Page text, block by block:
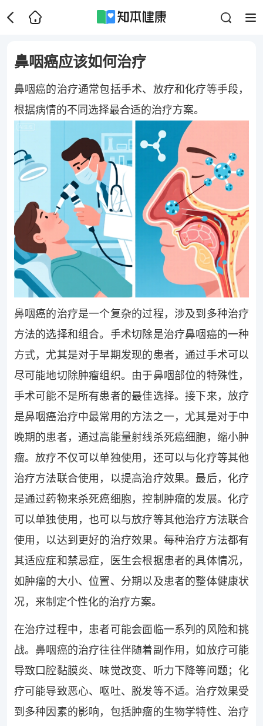
鼻咽癌应该如何治疗
鼻咽癌的治疗通常包括手术、放疗和化疗等手段，
根据病情的不同选择最合适的治疗方案。
鼻咽癌的治疗是一个复杂的过程，涉及到多种治疗
方法的选择和组合。手术切除是治疗鼻咽癌的一种
方式，尤其是对于早期发现的患者，通过手术可以
尽可能地切除肿瘤组织。由于鼻咽部位的特殊性，
手术可能不是所有患者的最佳选择。接下来，放疗
是鼻咽癌治疗中最常用的方法之一，尤其是对于中
晚期的患者，通过高能量射线杀死癌细胞，缩小肿
瘤。放疗不仅可以单独使用，还可以与化疗等其他
治疗方法联合使用，以提高治疗效果。最后，化疗
是通过药物来杀死癌细胞，控制肿瘤的发展。化疗
可以单独使用，也可以与放疗等其他治疗方法联合
使用，以达到更好的治疗效果。每种治疗方法都有
其适应症和禁忌症，医生会根据患者的具体情况，
如肿瘤的大小、位置、分期以及患者的整体健康状
况，来制定个性化的治疗方案。
在治疗过程中，患者可能会面临一系列的风险和挑
战。鼻咽癌的治疗往往伴随着副作用，如放疗可能
导致口腔黏膜炎、味觉改变、听力下降等问题；化
疗可能导致恶心、呕吐、脱发等不适。治疗效果受
到多种因素的影响，包括肿瘤的生物学特性、治疗